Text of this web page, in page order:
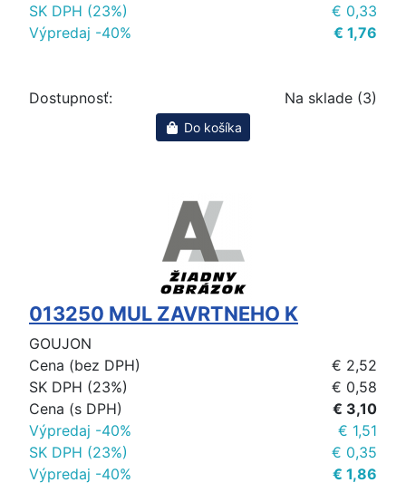
SK DPH (23%)
€ 0,33
Výpredaj -40%
€ 1,76
Dostupnosť: Na sklade (3)
Do košíka
013250 MUL ZAVRTNEHO K
GOUJON
Cena (bez DPH)
€ 2,52
SK DPH (23%)
€ 0,58
Cena (s DPH)
€ 3,10
Výpredaj -40%
€ 1,51
SK DPH (23%)
€ 0,35
Výpredaj -40%
€ 1,86